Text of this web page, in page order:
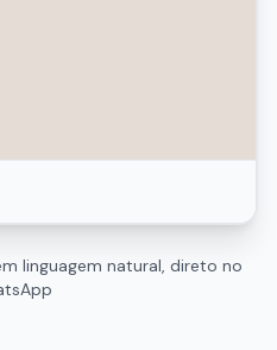
linguagem natural, direto no